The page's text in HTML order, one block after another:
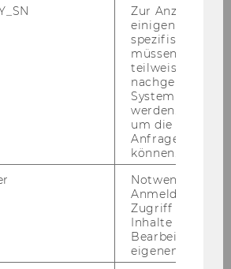
Bevollmächtigungen gemäß §
28 Universitätsgesetz 2002
Berufungsvorträge zur
Professur "BWL, insbes.
Chain Management und
Zur Anzeige von
einigen WU-
spezifischen
müssen
teilweise von
nachgelagerten
System
werden.
um die Antwort
Anfrage
können.
Notwendig für
Anmeldung und
Zugriff auf
Inhalte oder zur
Bearbeitung des
eigenen Profils.